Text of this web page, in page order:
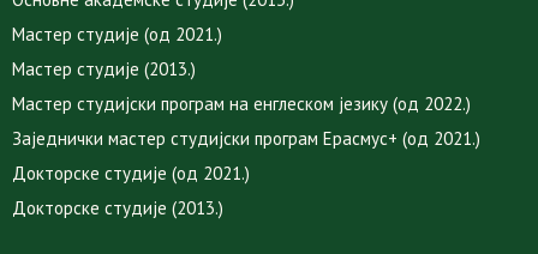
Мастер студије (од 2021.)
Мастер студије (2013.)
Мастер студијски програм на енглеском језику (од 2022.)
Заједнички мастер студијски програм Ерасмус+ (од 2021.)
Докторске студије (од 2021.)
Докторске студије (2013.)